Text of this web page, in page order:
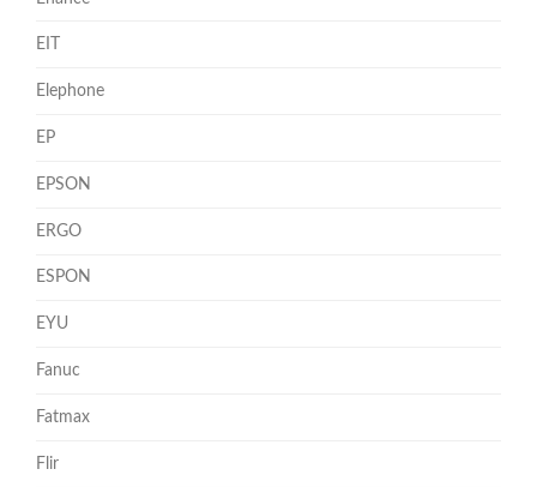
EIT
Elephone
EP
EPSON
ERGO
ESPON
EYU
Fanuc
Fatmax
Flir